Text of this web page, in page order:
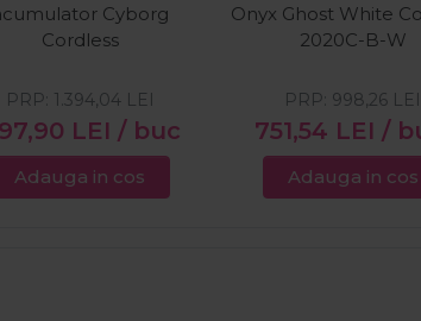
Cyborg
Cordless
LEI / buc
PRP: 1.394,04 LEI
Adauga in cos
Onyx Ghost White
2020C-B-W
751,54 LEI /
PRP: 998,26 LEI
Adauga in cos